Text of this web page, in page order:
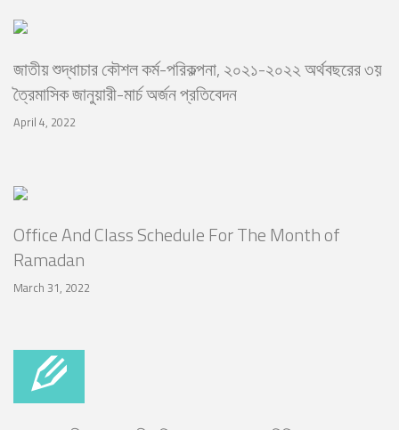
জাতীয় শুদ্ধাচার কৌশল কর্ম-পরিকল্পনা, ২০২১-২০২২ অর্থবছরের ৩য়
ত্রৈমাসিক জানুয়ারী-মার্চ অর্জন প্রতিবেদন
April 4, 2022
Office And Class Schedule For The Month of
Ramadan
March 31, 2022